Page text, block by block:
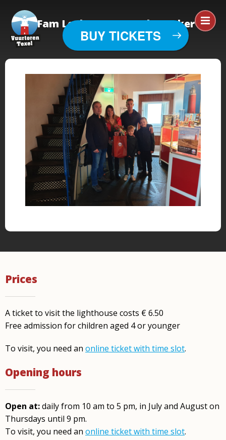
BUY TICKETS
Fam Leek 100.000ste bezoeker vt
Prices
A ticket to visit the lighthouse costs € 6.50
Free admission for children aged 4 or younger
To visit, you need an online ticket with time slot.
Opening hours
Open at:daily from 10 am to 5 pm, in July and August on
Thursdays until 9 pm.
To visit, you need an online ticket with time slot.